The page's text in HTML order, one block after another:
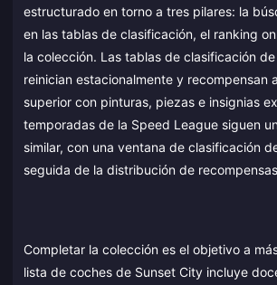
estructurado en torno a tres pilares: la
en las tablas de clasificación, el ranking
la colección. Las tablas de clasificación
reinician estacionalmente y recompensan
superior con pinturas, piezas e insignias
temporadas de la Speed League siguen
similar, con una ventana de clasificación
seguida de la distribución de
Completar la colección es el objetivo a
lista de coches de Sunset City incluye